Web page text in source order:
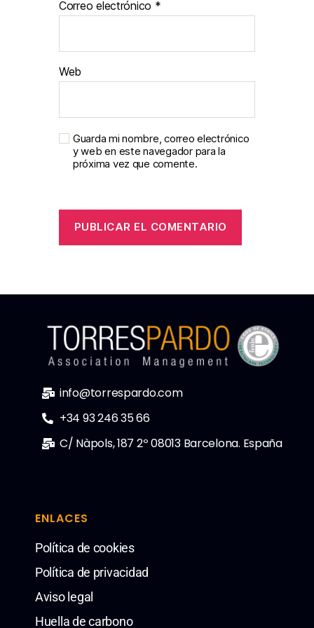
Correo electrónico *
Web
Guarda mi nombre, correo electrónico
y web en este navegador para la
próxima vez que comente.
info@torrespardo.com
+34 93 246 35 66
C/ Nàpols, 187 2º 08013 Barcelona. España
ENLACES
Política de cookies
Política de privacidad
Aviso legal
Huella de carbono